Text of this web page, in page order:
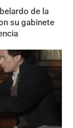
de la
su gabinete